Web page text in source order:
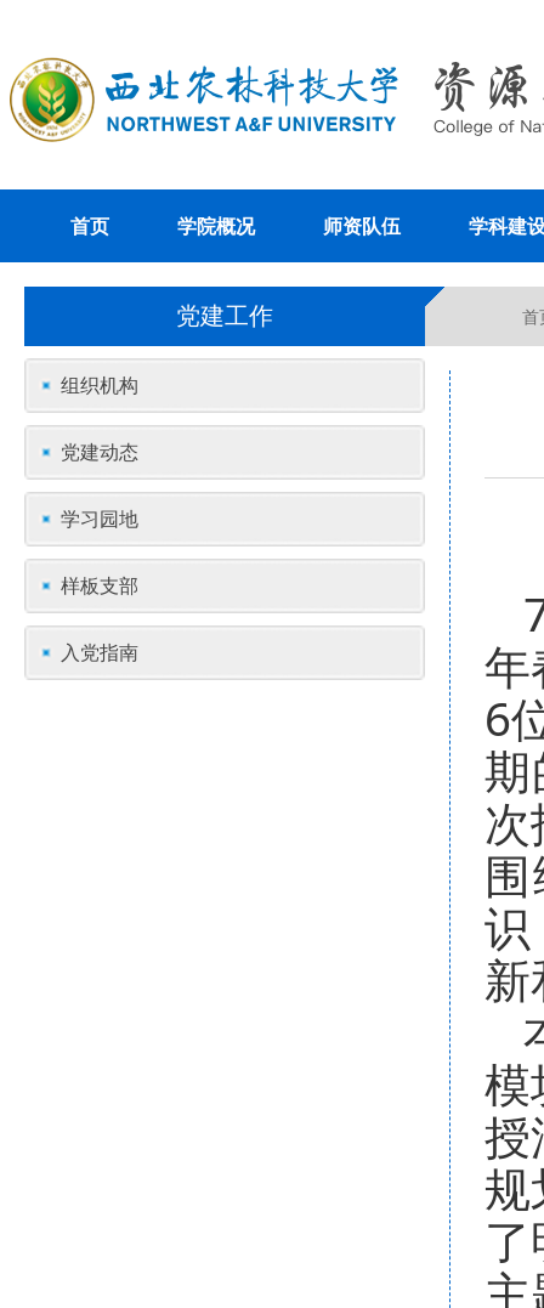
首页 学院概况 师资队伍 学科建
党建工作 首
组织机构
党建动态
学习园地
样板支部
入党指南
年
6
识
模
授